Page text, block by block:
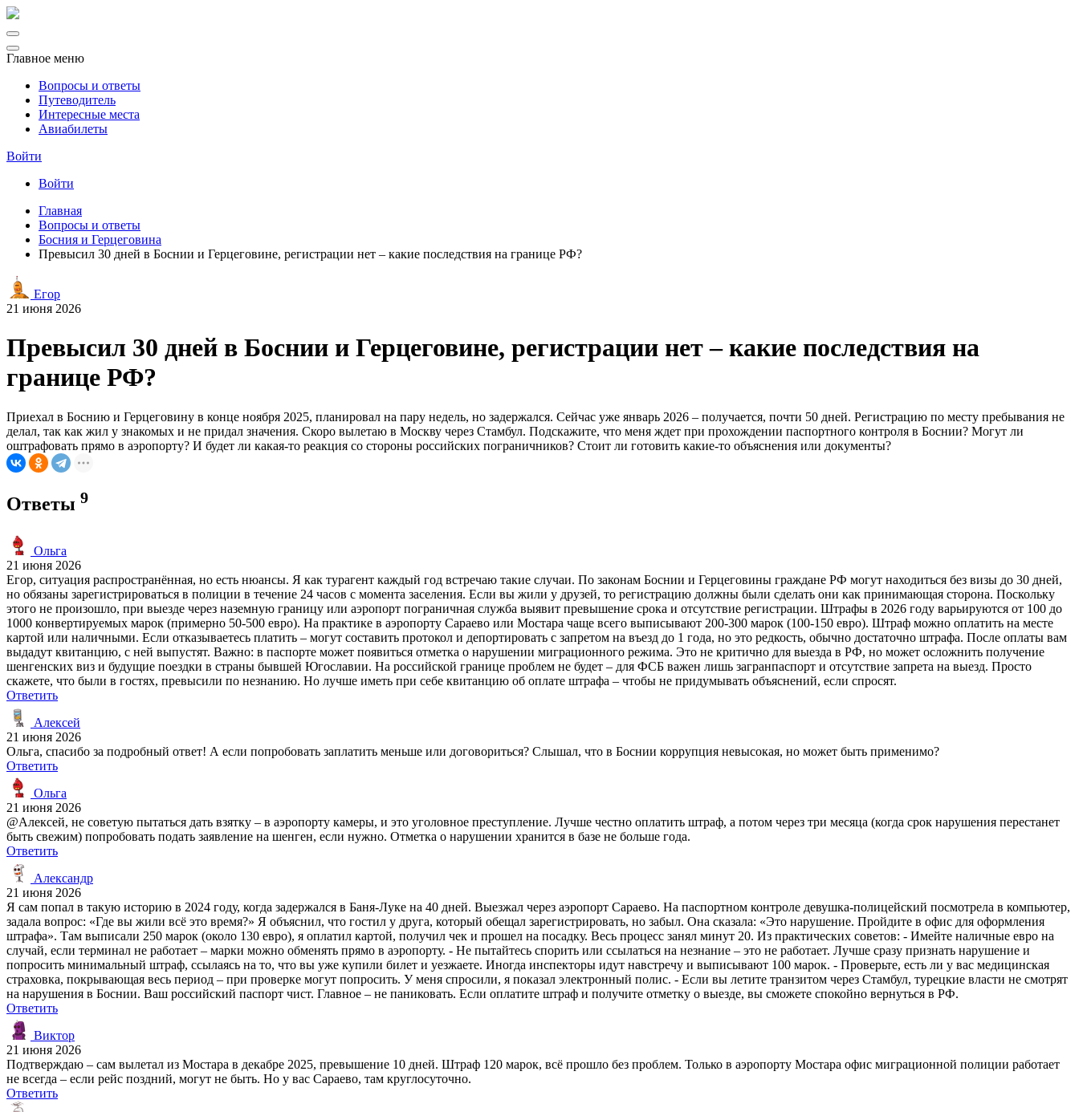
Главное меню
Вопросы и ответы
Путеводитель
Интересные места
Авиабилеты
Войти
Войти
Главная
Вопросы и ответы
Босния и Герцеговина
Превысил 30 дней в Боснии и Герцеговине, регистрации нет – какие последствия на границе РФ?
Егор
21 июня 2026
Превысил 30 дней в Боснии и Герцеговине, регистрации нет – какие последствия на
границе РФ?
Приехал в Боснию и Герцеговину в конце ноября 2025, планировал на пару недель, но задержался. Сейчас уже январь 2026 – получается, почти 50 дней. Регистрацию по месту пребывания не
делал, так как жил у знакомых и не придал значения. Скоро вылетаю в Москву через Стамбул. Подскажите, что меня ждет при прохождении паспортного контроля в Боснии? Могут ли
оштрафовать прямо в аэропорту? И будет ли какая-то реакция со стороны российских пограничников? Стоит ли готовить какие-то объяснения или документы?
Ответы 9
Ольга
21 июня 2026
Егор, ситуация распространённая, но есть нюансы. Я как турагент каждый год встречаю такие случаи. По законам Боснии и Герцеговины граждане РФ могут находиться без визы до 30 дней,
но обязаны зарегистрироваться в полиции в течение 24 часов с момента заселения. Если вы жили у друзей, то регистрацию должны были сделать они как принимающая сторона. Поскольку
этого не произошло, при выезде через наземную границу или аэропорт пограничная служба выявит превышение срока и отсутствие регистрации. Штрафы в 2026 году варьируются от 100 до
1000 конвертируемых марок (примерно 50-500 евро). На практике в аэропорту Сараево или Мостара чаще всего выписывают 200-300 марок (100-150 евро). Штраф можно оплатить на месте
картой или наличными. Если отказываетесь платить – могут составить протокол и депортировать с запретом на въезд до 1 года, но это редкость, обычно достаточно штрафа. После оплаты вам
выдадут квитанцию, с ней выпустят. Важно: в паспорте может появиться отметка о нарушении миграционного режима. Это не критично для выезда в РФ, но может осложнить получение
шенгенских виз и будущие поездки в страны бывшей Югославии. На российской границе проблем не будет – для ФСБ важен лишь загранпаспорт и отсутствие запрета на выезд. Просто
скажете, что были в гостях, превысили по незнанию. Но лучше иметь при себе квитанцию об оплате штрафа – чтобы не придумывать объяснений, если спросят.
Ответить
Алексей
21 июня 2026
Ольга, спасибо за подробный ответ! А если попробовать заплатить меньше или договориться? Слышал, что в Боснии коррупция невысокая, но может быть применимо?
Ответить
Ольга
21 июня 2026
@Алексей, не советую пытаться дать взятку – в аэропорту камеры, и это уголовное преступление. Лучше честно оплатить штраф, а потом через три месяца (когда срок нарушения перестанет
быть свежим) попробовать подать заявление на шенген, если нужно. Отметка о нарушении хранится в базе не больше года.
Ответить
Александр
21 июня 2026
Я сам попал в такую историю в 2024 году, когда задержался в Баня-Луке на 40 дней. Выезжал через аэропорт Сараево. На паспортном контроле девушка-полицейский посмотрела в компьютер,
задала вопрос: «Где вы жили всё это время?» Я объяснил, что гостил у друга, который обещал зарегистрировать, но забыл. Она сказала: «Это нарушение. Пройдите в офис для оформления
штрафа». Там выписали 250 марок (около 130 евро), я оплатил картой, получил чек и прошел на посадку. Весь процесс занял минут 20. Из практических советов: - Имейте наличные евро на
случай, если терминал не работает – марки можно обменять прямо в аэропорту. - Не пытайтесь спорить или ссылаться на незнание – это не работает. Лучше сразу признать нарушение и
попросить минимальный штраф, ссылаясь на то, что вы уже купили билет и уезжаете. Иногда инспекторы идут навстречу и выписывают 100 марок. - Проверьте, есть ли у вас медицинская
страховка, покрывающая весь период – при проверке могут попросить. У меня спросили, я показал электронный полис. - Если вы летите транзитом через Стамбул, турецкие власти не смотрят
на нарушения в Боснии. Ваш российский паспорт чист. Главное – не паниковать. Если оплатите штраф и получите отметку о выезде, вы сможете спокойно вернуться в РФ.
Ответить
Виктор
21 июня 2026
Подтверждаю – сам вылетал из Мостара в декабре 2025, превышение 10 дней. Штраф 120 марок, всё прошло без проблем. Только в аэропорту Мостара офис миграционной полиции работает
не всегда – если рейс поздний, могут не быть. Но у вас Сараево, там круглосуточно.
Ответить